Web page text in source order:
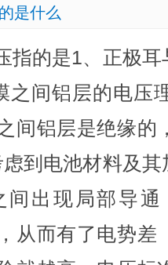
是什么
指的是1、正极
之间铝层的电压
间铝层是绝缘的
到电池材料及
间出现局部导
从而有了电势差